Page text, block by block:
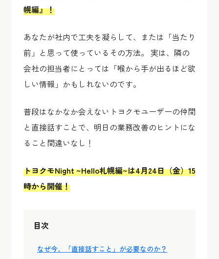
幌編』！
あなたが社内で工夫を凝らして、または「当たり
前」と思って使っているその方法。 実は、隣の
会社の担当者にとっては「喉から手が出るほど欲
しい情報」かもしれないのです。
普段はなかなか会えないトヨクモユーザーの仲間
と直接話すことで、明日の業務改善のヒントにな
ること間違いなし！
トヨクモNight ~Hello札幌編~は4月24日（金）15
時から開催！
目次
なぜ今、「直接話すこと」が必要なのか？